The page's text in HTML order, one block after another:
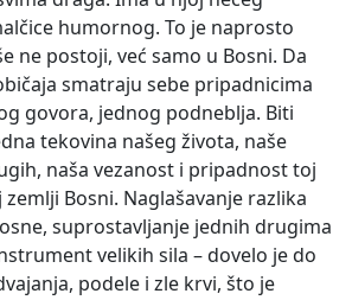
humornog. To je naprosto
ne postoji, već samo u Bosni. Da
smatraju sebe pripadnicima
govora, jednog podneblja. Biti
tekovina našeg života, naše
naša vezanost i pripadnost toj
Bosni. Naglašavanje razlika
suprostavljanje jednih drugima
velikih sila – dovelo je do
podele i zle krvi, što je